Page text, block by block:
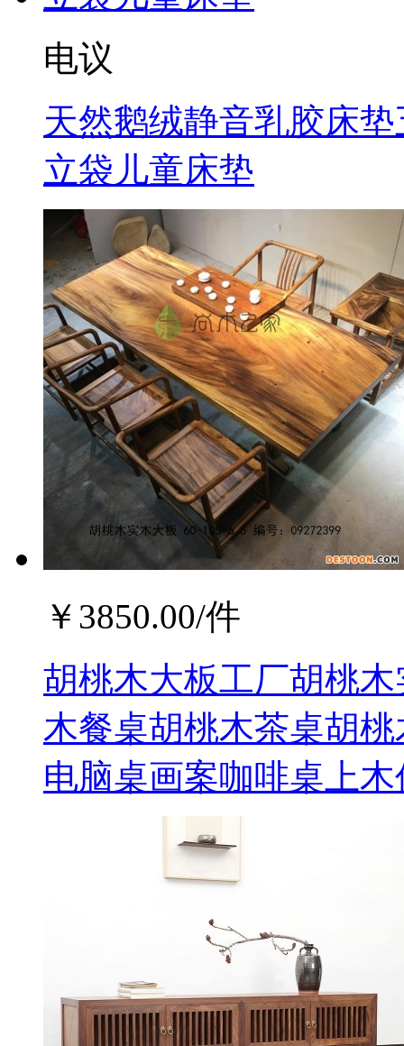
电议
天然鹅绒静音乳胶床
立袋儿童床垫
￥ 3850.00/件
胡桃木大板工厂胡桃
木餐桌胡桃木茶桌胡
电脑桌画案咖啡桌上木